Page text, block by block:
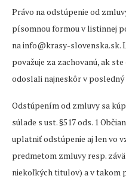
Právo na odstúpenie od
písomnou formou v listinnej
na info@krasy-slovenska.sk.
považuje za zachovanú, ak
odoslali najneskôr v posledný
Odstúpením od zmluvy sa
súlade s ust. §517 ods. 1
uplatniť odstúpenie aj len vo
predmetom zmluvy resp.
niekoľkých titulov) a v takom